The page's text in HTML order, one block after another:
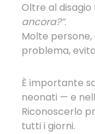
Oltre al
ancora?”.
Molte
problema,
È importante
neonati — e
Riconoscerlo
tutti i giorni.